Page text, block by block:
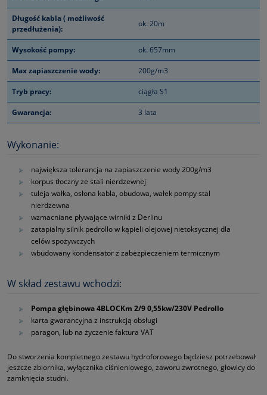
Długość kabla ( możliwość
przedłużenia):
ok. 20m
Wysokość pompy: ok. 657mm
Max zapiaszczenie wody: 200g/m3
Tryb pracy: ciągła S1
Gwarancja: 3 lata
Wykonanie:
największa tolerancja na zapiaszczenie wody 200g/m3
korpus tłoczny ze stali nierdzewnej
tuleja wałka, osłona kabla, obudowa, wałek pompy stal
nierdzewna
wzmacniane pływające wirniki z Derlinu
zatapialny silnik pedrollo w kąpieli olejowej nietoksycznej dla
celów spożywczych
wbudowany kondensator z zabezpieczeniem termicznym
W skład zestawu wchodzi:
Pompa głębinowa 4BLOCKm 2/9 0,55kw/230V Pedrollo
karta gwarancyjna z instrukcją obsługi
paragon, lub na życzenie faktura VAT
Do stworzenia kompletnego zestawu hydroforowego będziesz potrzebował
jeszcze zbiornika, wyłącznika ciśnieniowego, zaworu zwrotnego, głowicy do
zamknięcia studni.